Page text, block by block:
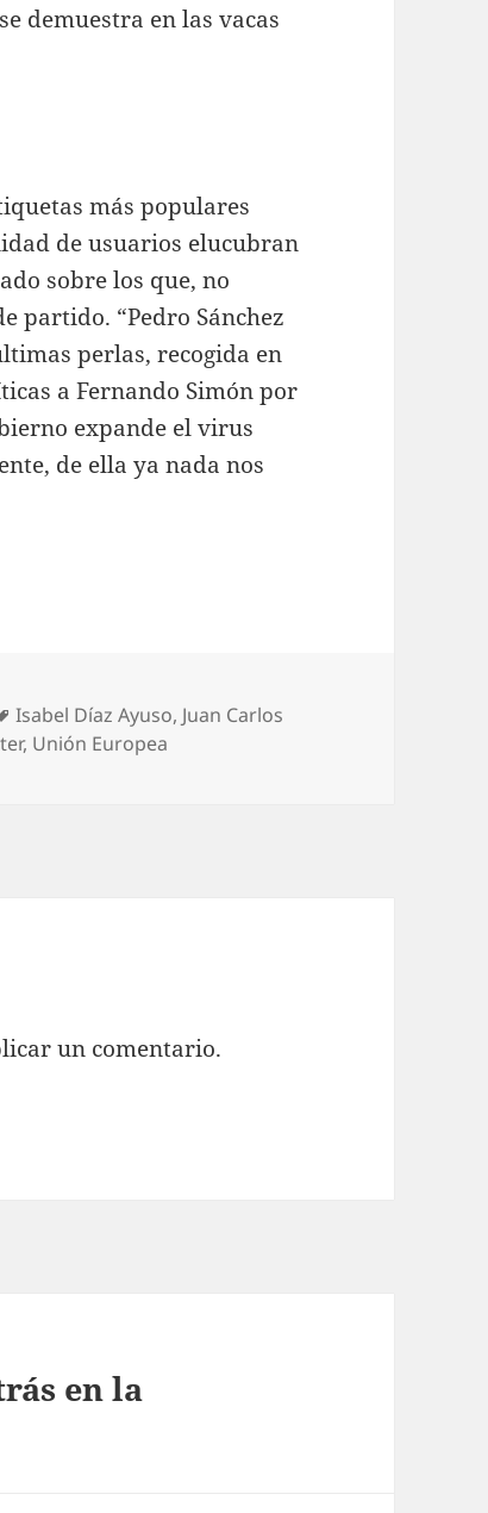
demuestra en las vacas
más populares
de usuarios elucubran
sobre los que, no
partido. “Pedro Sánchez
perlas, recogida en
a Fernando Simón por
expande el virus
de ella ya nada nos
Etiquetas
Isabel Díaz Ayuso, Juan Carlos
, Unión Europea
un comentario.
en la